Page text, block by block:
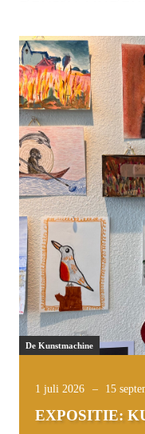
De Kunstmachine
1 juli 2026 – 15
EXPOSITIE: